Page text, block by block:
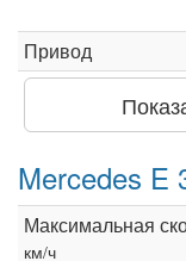
Привод
Mercedes E
Максимальная
км/ч